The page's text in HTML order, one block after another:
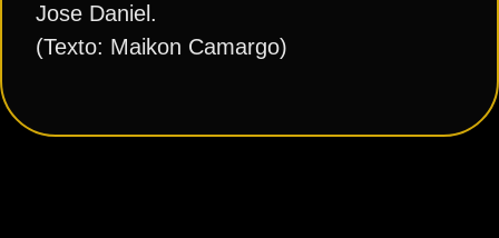
Jose Daniel.
(Texto: Maikon Camargo)